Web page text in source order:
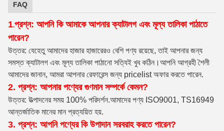
FAQ
1.প্রশ্ন: আপনি কি আমাকে আপনার ক্যাটালগ এবং মূল্য তালিকা পাঠাতে
পারেন?
উত্তর: যেহেতু আমাদের হাজার হাজারেরও বেশি পণ্য রয়েছে, তাই আপনার জন্য
সমস্ত ক্যাটালগ এবং মূল্য তালিকা পাঠানো সত্যিই খুব কঠিন।আপনি আগ্রহী শৈলী
আমাদের জানান, আমরা আপনার রেফারেন্স জন্য pricelist অফার করতে পারেন.
2. প্রশ্ন: আপনার পণ্যের গুণমান সম্পর্কে কেমন?
উত্তর: উত্পাদনের সময় 100% পরিদর্শন.আমাদের পণ্য ISO9001, TS16949
আন্তর্জাতিক মানের মান প্রত্যয়িত হয়.
3. প্রশ্ন: আপনি পণ্যের কি উপাদান সরবরাহ করতে পারেন?